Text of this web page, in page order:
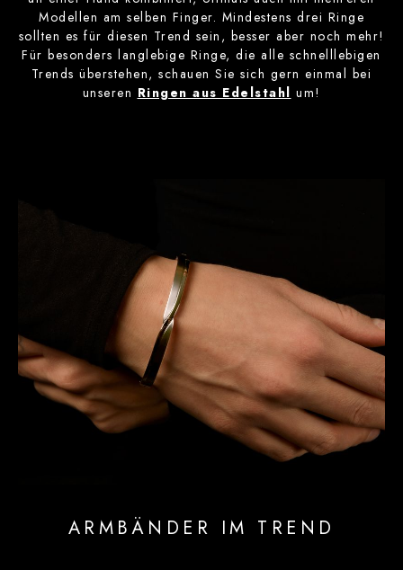
Modellen am selben Finger. Mindestens drei Ringe
sollten es für diesen Trend sein, besser aber noch mehr!
Für besonders langlebige Ringe, die alle schnelllebigen
Trends überstehen, schauen Sie sich gern einmal bei
unseren Ringen aus Edelstahl um!
ARMBÄNDER IM TREND